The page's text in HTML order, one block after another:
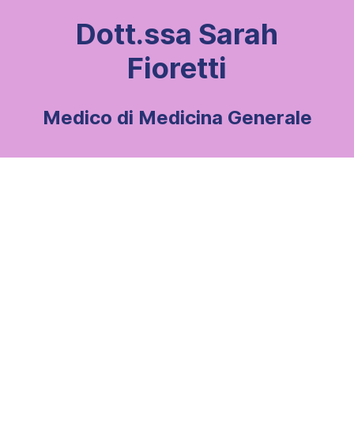
Dott.ssa Sarah
Fioretti
Medico di Medicina Generale